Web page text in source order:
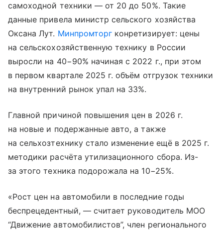
самоходной техники — от 20 до 50%. Такие
данные привела министр сельского хозяйства
Оксана Лут. Минпромторг конретизирует: цены
на сельскохозяйственную технику в России
выросли на 40−90% начиная с 2022 г., при этом
в первом квартале 2025 г. объём отгрузок техники
на внутренний рынок упал на 33%.
Главной причиной повышения цен в 2026 г.
на новые и подержанные авто, а также
на сельхозтехнику стало изменение ещё в 2025 г.
методики расчёта утилизационного сбора. Из-
за этого техника подорожала на 10−25%.
«Рост цен на автомобили в последние годы
беспрецедентный, — считает руководитель МОО
“Движение автомобилистов”, член регионального